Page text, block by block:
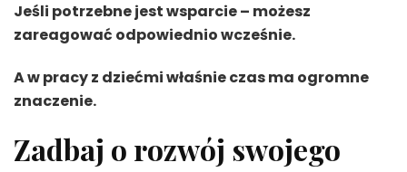
Jeśli potrzebne jest wsparcie – możesz
zareagować odpowiednio wcześnie.
A w pracy z dziećmi właśnie czas ma ogromne
znaczenie.
Zadbaj o rozwój swojego